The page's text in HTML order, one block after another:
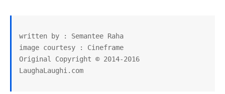
written by : Semantee Raha
image courtesy : Cineframe
Original Copyright © 2014-2016